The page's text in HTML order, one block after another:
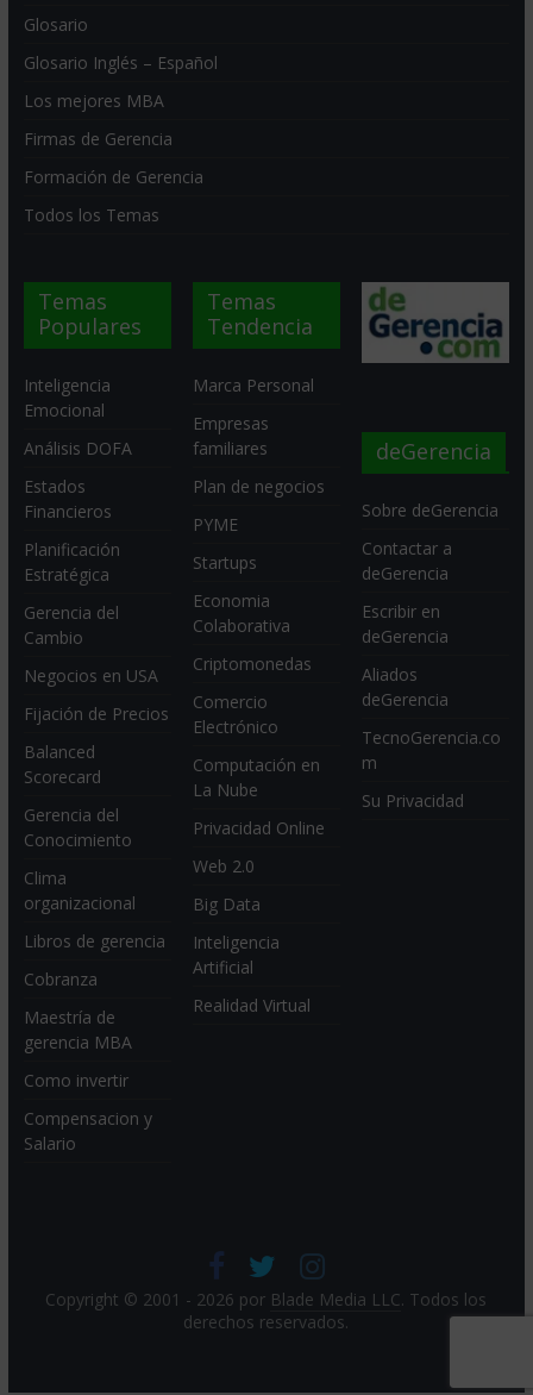
Glosario
Glosario Inglés – Español
Los mejores MBA
Firmas de Gerencia
Formación de Gerencia
Todos los Temas
Temas
Populares
Inteligencia
Emocional
Análisis DOFA
Estados
Financieros
Planificación
Estratégica
Gerencia del
Cambio
Negocios en USA
Fijación de Precios
Balanced
Scorecard
Gerencia del
Conocimiento
Clima
organizacional
Libros de gerencia
Cobranza
Maestría de
gerencia MBA
Como invertir
Compensacion y
Salario
Temas
Tendencia
Marca Personal
Empresas
familiares
Plan de negocios
PYME
Startups
Economia
Colaborativa
Criptomonedas
Comercio
Electrónico
Computación en
La Nube
Privacidad Online
Web 2.0
Big Data
Inteligencia
Artificial
Realidad Virtual
deGerencia
Sobre deGerencia
Contactar a
deGerencia
Escribir en
deGerencia
Aliados
deGerencia
TecnoGerencia.co
m
Su Privacidad
Copyright © 2001 - 2026 por Blade Media LLC. Todos los
derechos reservados.